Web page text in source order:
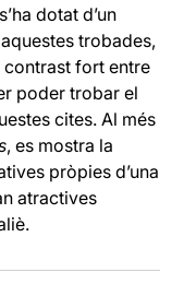
s’ha dotat d’un
trobades,
contrast fort entre
poder trobar el
cites. Al més
, es mostra la
pròpies d’una
atractives